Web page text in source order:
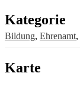
Kategorie
Bildung, Ehrenamt,
Karte